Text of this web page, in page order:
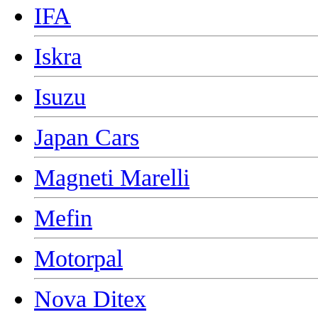
IFA
Iskra
Isuzu
Japan Cars
Magneti Marelli
Mefin
Motorpal
Nova Ditex